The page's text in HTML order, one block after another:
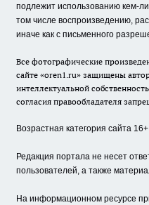
подлежит использованию кем-
том числе воспроизведению,
иначе как с письменного
Все фотографические
сайте «oren1.ru» защищены
интеллектуальной
согласия правообладателя
Возрастная категория сайта
Редакция портала не несет
пользователей, а также
На информационном ресурсе